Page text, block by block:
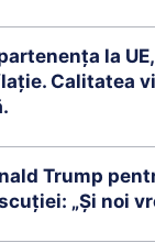
la
Calitatea
Trump
„Și noi